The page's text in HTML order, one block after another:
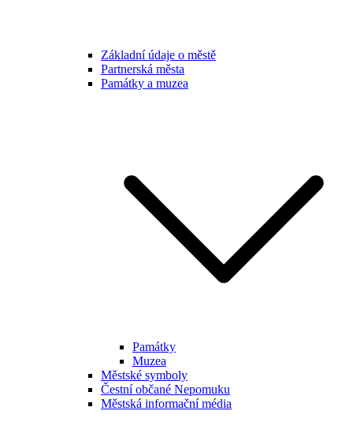
Základní údaje o městě
Partnerská města
Památky a muzea
Památky
Muzea
Městské symboly
Čestní občané Nepomuku
Městská informační média